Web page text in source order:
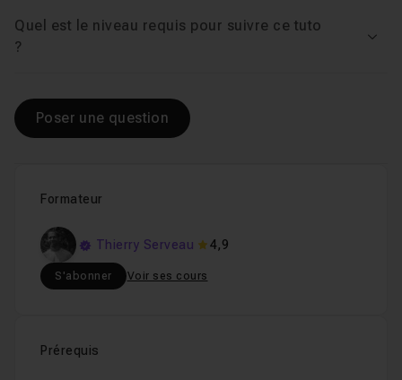
Formateur
Thierry Serveau 4,9
S'abonner Voir ses cours
Prérequis
Quel est le niveau requis pour suivre ce tuto
?
Poser une question